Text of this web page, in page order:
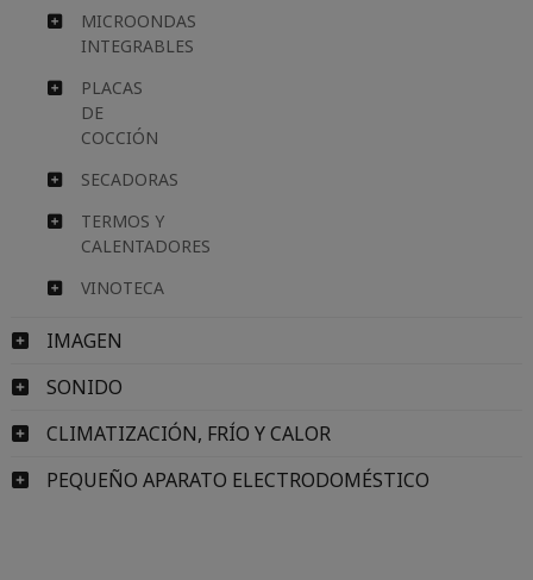
MICROONDAS
INTEGRABLES
PLACAS
DE
COCCIÓN
SECADORAS
TERMOS Y
CALENTADORES
VINOTECA
IMAGEN
SONIDO
CLIMATIZACIÓN, FRÍO Y CALOR
PEQUEÑO APARATO ELECTRODOMÉSTICO